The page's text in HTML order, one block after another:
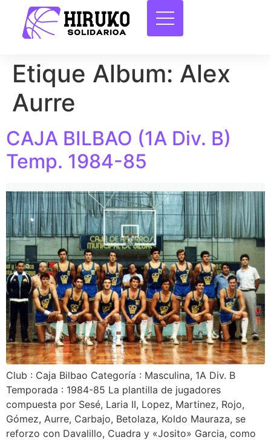
Etique Album: Alex
Aurre
CAJA BILBAO (1A Div. B)
Temp. 1984-85
Club : Caja Bilbao Categoría : Masculina, 1A Div. B
Temporada : 1984-85 La plantilla de jugadores
compuesta por Sesé, Laria II, Lopez, Martinez, Rojo,
Gómez, Aurre, Carbajo, Betolaza, Koldo Mauraza, se
reforzo con Davalillo, Cuadra y «Josito» Garcia, como